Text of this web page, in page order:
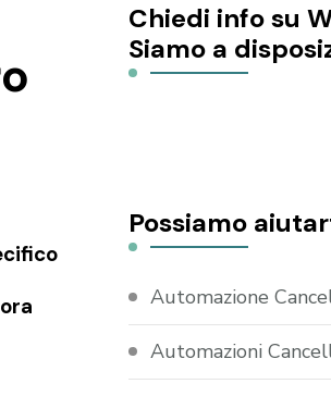
Chiedi info su
Siamo a
Possiamo
Automazione
Automazioni